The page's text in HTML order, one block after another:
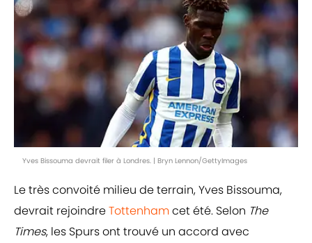
Yves Bissouma devrait filer à Londres. | Bryn Lennon/GettyImages
Le très convoité milieu de terrain, Yves Bissouma,
devrait rejoindreTottenhamcet été. Selon The
Times, les Spurs ont trouvé un accord avec